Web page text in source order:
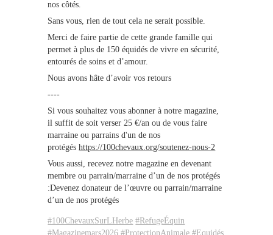
nos côtés.
Sans vous, rien de tout cela ne serait possible.
Merci de faire partie de cette grande famille qui
permet à plus de 150 équidés de vivre en sécurité,
entourés de soins et d’amour.
Nous avons hâte d’avoir vos retours
----
Si vous souhaitez vous abonner à notre magazine,
il suffit de soit verser 25 €/an ou de vous faire
marraine ou parrains d'un de nos
protégéshttps://100chevaux.org/soutenez-nous-2
Vous aussi, recevez notre magazine en devenant
membre ou parrain/marraine d’un de nos protégés
:Devenez donateur de l’œuvre ou parrain/marraine
d’un de nos protégés
#100ChevauxSurLHerbe #RefugeÉquin
#Magazinemars2026#ProtectionAnimale #Equidés